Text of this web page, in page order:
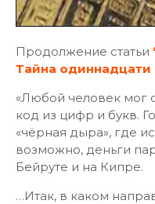
Продолжение статьи
Тайна
«Любой человек мог
код из цифр и букв.
«чёрная дыра», где
возможно, деньги
Бейруте и на Кипре.
…Итак, в каком